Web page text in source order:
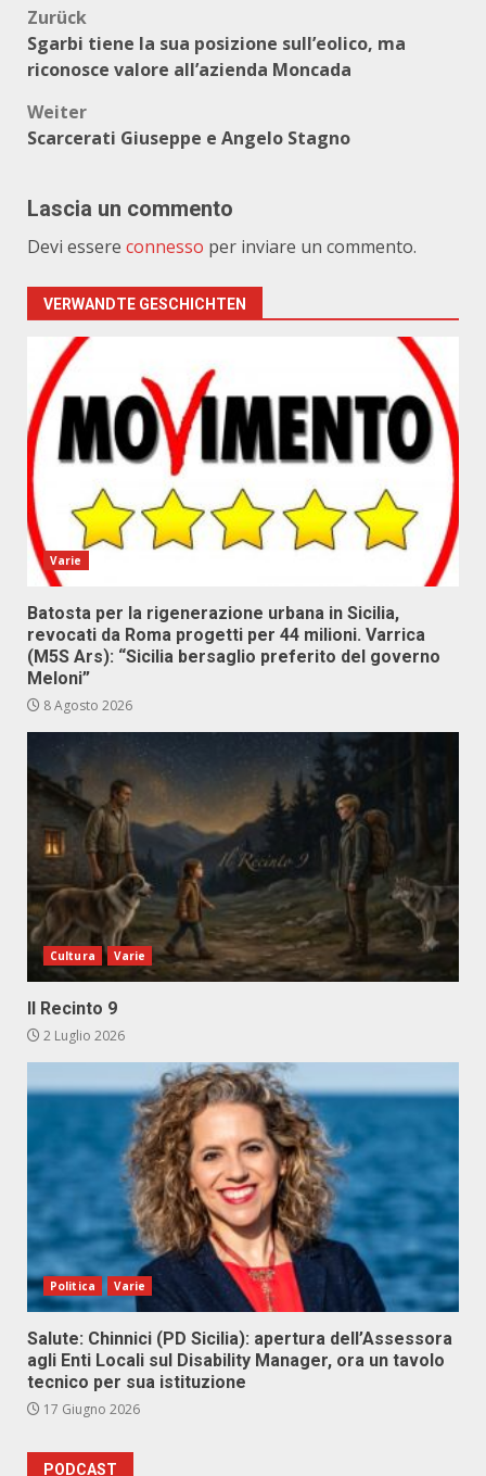
Beitragsnavigation
Zurück
Sgarbi tiene la sua posizione sull’eolico, ma
riconosce valore all’azienda Moncada
Weiter
Scarcerati Giuseppe e Angelo Stagno
Lascia un commento
Devi essere connesso per inviare un commento.
VERWANDTE GESCHICHTEN
Varie
Batosta per la rigenerazione urbana in Sicilia,
revocati da Roma progetti per 44 milioni. Varrica
(M5S Ars): “Sicilia bersaglio preferito del governo
Meloni”
8 Agosto 2026
Cultura Varie
Il Recinto 9
2 Luglio 2026
Politica Varie
Salute: Chinnici (PD Sicilia): apertura dell’Assessora
agli Enti Locali sul Disability Manager, ora un tavolo
tecnico per sua istituzione
17 Giugno 2026
PODCAST